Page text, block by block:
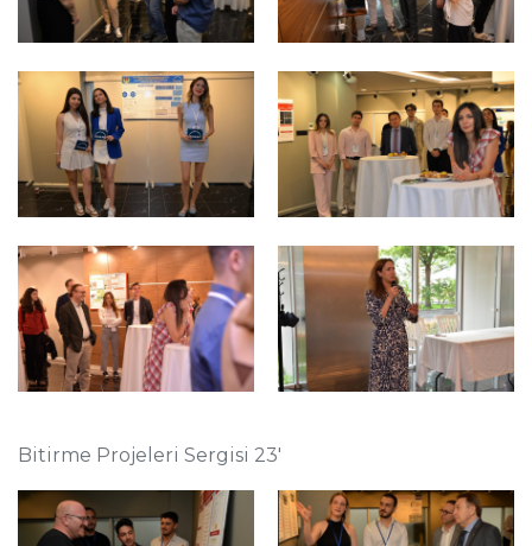
Bitirme Projeleri Sergisi 23'